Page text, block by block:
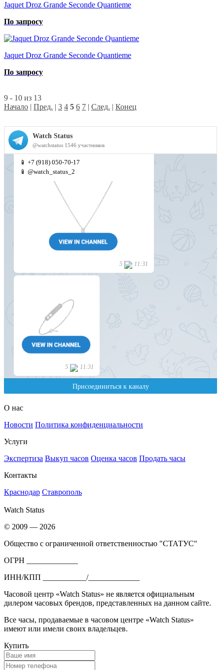
Jaquet Droz Grande Seconde Quantieme
По запросу
Jaquet Droz Grande Seconde Quantieme
По запросу
9 - 10 из 13
Начало | Пред. | 3 4 5 6 7 | След. | Конец
О нас
Новости Политика конфиденциальности
Услуги
Экспертиза Выкуп часов Оценка часов Продать часы
Контакты
Краснодар Ставрополь
Watch Status
© 2009 — 2026
Общество с ограниченной ответственностью "СТАТУС"
ОГРН _____________
ИНН/КПП ___________/_____________
Часовой центр «Watch Status» не является официальным
дилером часовых брендов, представленных на данном сайте.
Все часы, продаваемые в часовом центре «Watch Status»
имеют или имели своих владельцев.
Купить